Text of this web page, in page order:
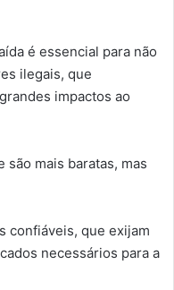
é essencial para não
ilegais, que
impactos ao
mais baratas, mas
confiáveis, que exijam
necessários para a